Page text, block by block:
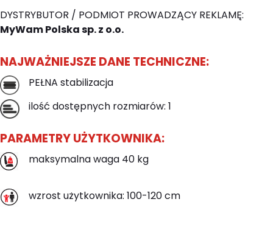
DYSTRYBUTOR / PODMIOT PROWADZĄCY REKLAMĘ:
MyWam Polska sp. z o.o.
NAJWAŻNIEJSZE DANE TECHNICZNE:
PEŁNA stabilizacja
ilość dostępnych rozmiarów: 1
PARAMETRY UŻYTKOWNIKA:
maksymalna waga 40 kg
wzrost użytkownika: 100-120 cm